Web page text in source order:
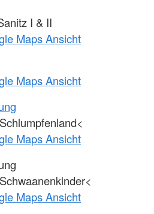
I & II
Maps Ansicht
Maps Ansicht
Maps Ansicht
Maps Ansicht